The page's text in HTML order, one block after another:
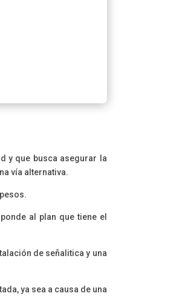
y que busca asegurar la
vía alternativa.
al plan que tiene el
de señalitica y una
ya sea a causa de una